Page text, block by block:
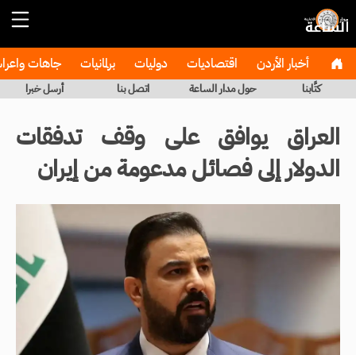
أخبار الأردن اقتصاديات دوليات برلمانيات جاهات
كتَّابنا حول مدار الساعة اتصل بنا أرسل خبرا
العراق يوافق على وقف تدفقات
الدولار إلى فصائل مدعومة من إيران